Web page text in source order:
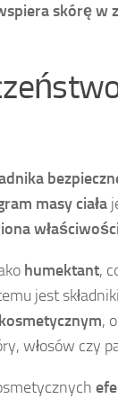
skórę
masy ciała
humektant,
jest
,
włosów czy